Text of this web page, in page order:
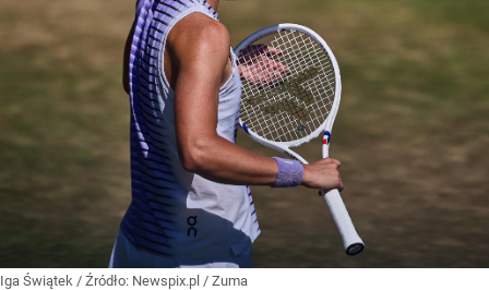
Iga Świątek / Źródło: Newspix.pl / Zuma